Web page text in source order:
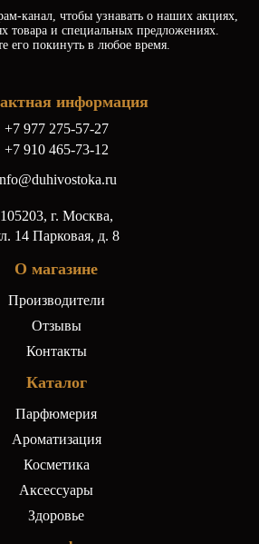
канал, чтобы узнавать о наших акциях,
товара и специальных предложениях.
его покинуть в любое время.
информация
+7 977 275-57-27
+7 910 465-73-12
105203, г. Москва,
14 Парковая, д. 8
О магазине
Производители
Отзывы
Контакты
Каталог
Парфюмерия
Ароматизация
Косметика
Аксессуары
Здоровье